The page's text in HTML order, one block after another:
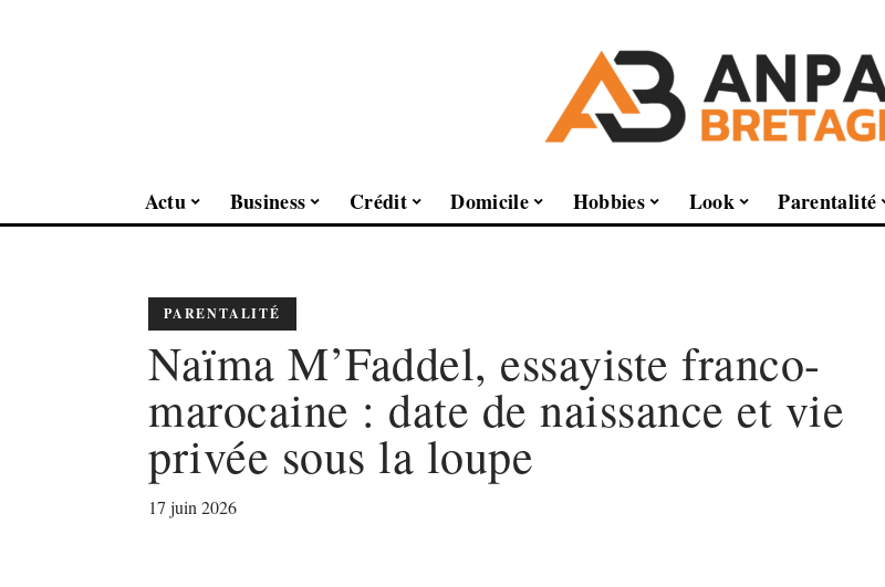
Actu Business Crédit Domicile Hobbies Look Parentalité
PARENTALITÉ
Naïma M’Faddel, essayiste franco-
marocaine : date de naissance et vie
privée sous la loupe
17 juin 2026